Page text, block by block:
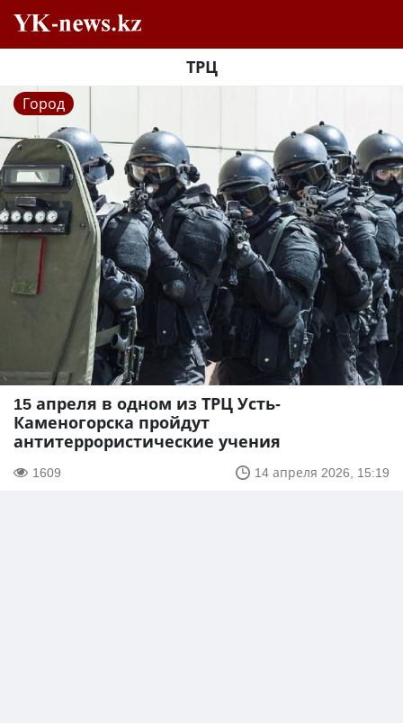
ТРЦ
Город
15 апреля в одном из ТРЦ Усть-
Каменогорска пройдут
антитеррористические учения
1609 14 апреля 2026, 15:19